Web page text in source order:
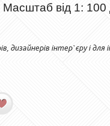
від 1:
дизайнерів інтер`єру і